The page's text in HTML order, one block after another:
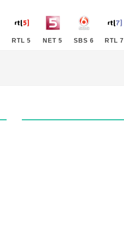
RTL 5 NET 5 SBS 6 RTL 7